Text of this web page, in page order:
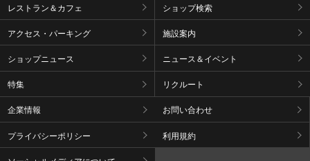
レストラン＆カフェ ショップ検索
アクセス・パーキング 施設案内
ショップニュース ニュース＆イベント
特集 リクルート
企業情報 お問い合わせ
プライバシーポリシー 利用規約